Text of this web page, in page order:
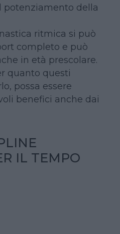
potenziamento della
ritmica si può
completo e può
in età prescolare.
quanto questi
possa essere
benefici anche dai
IL TEMPO